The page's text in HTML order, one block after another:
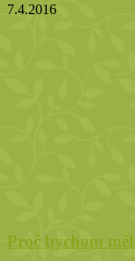
7.4.2016
Proč bychom